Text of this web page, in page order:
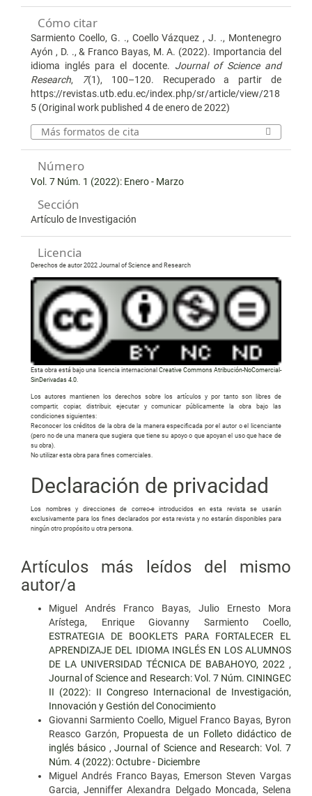
Cómo citar
Sarmiento Coello, G. ., Coello Vázquez , J. ., Montenegro
Ayón , D. ., & Franco Bayas, M. A. (2022). Importancia del
idioma inglés para el docente. Journal of Science and
Research, 7(1), 100–120. Recuperado a partir de
https://revistas.utb.edu.ec/index.php/sr/article/view/218
5 (Original work published 4 de enero de 2022)
Más formatos de cita
Número
Vol. 7 Núm. 1 (2022): Enero - Marzo
Sección
Artículo de Investigación
Licencia
Derechos de autor 2022 Journal of Science and Research
Esta obra está bajo una licencia internacionalCreative Commons Atribución-NoComercial-
SinDerivadas 4.0.
Los autores mantienen los derechos sobre los artículos y por tanto son libres de
compartir, copiar, distribuir, ejecutar y comunicar públicamente la obra bajo las
condiciones siguientes:
Reconocer los créditos de la obra de la manera especificada por el autor o el licenciante
(pero no de una manera que sugiera que tiene su apoyo o que apoyan el uso que hace de
su obra).
No utilizar esta obra para fines comerciales.
Declaración de privacidad
Los nombres y direcciones de correo-e introducidos en esta revista se usarán
exclusivamente para los fines declarados por esta revista y no estarán disponibles para
ningún otro propósito u otra persona.
Artículos más leídos del mismo
autor/a
Miguel Andrés Franco Bayas, Julio Ernesto Mora
Arístega, Enrique Giovanny Sarmiento Coello,
ESTRATEGIA DE BOOKLETS PARA FORTALECER EL
APRENDIZAJE DEL IDIOMA INGLÉS EN LOS ALUMNOS
DE LA UNIVERSIDAD TÉCNICA DE BABAHOYO, 2022 ,
Journal of Science and Research: Vol. 7 Núm. CININGEC
II (2022): II Congreso Internacional de Investigación,
Innovación y Gestión del Conocimiento
Giovanni Sarmiento Coello, Miguel Franco Bayas, Byron
Reasco Garzón, Propuesta de un Folleto didáctico de
inglés básico ,Journal of Science and Research: Vol. 7
Núm. 4 (2022): Octubre - Diciembre
Miguel Andrés Franco Bayas, Emerson Steven Vargas
Garcia, Jenniffer Alexandra Delgado Moncada, Selena